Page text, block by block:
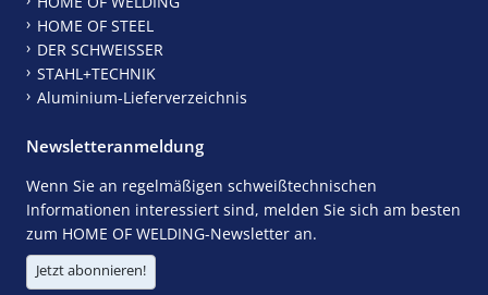
HOME OF STEEL
DER SCHWEISSER
STAHL+TECHNIK
Aluminium-Lieferverzeichnis
Newsletteranmeldung
Wenn Sie an regelmäßigen schweißtechnischen
Informationen interessiert sind, melden Sie sich am besten
zum HOME OF WELDING-Newsletter an.
Jetzt abonnieren!